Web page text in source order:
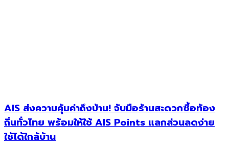
AIS ส่งความคุ้มค่าถึงบ้าน! จับมือร้านสะดวกซื้อท้อง
ถิ่นทั่วไทย พร้อมให้ใช้ AIS Points แลกส่วนลดง่าย
ใช้ได้ใกล้บ้าน